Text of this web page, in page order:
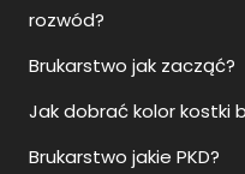
rozwód?
Brukarstwo jak zacząć?
Jak dobrać kolor kostki
Brukarstwo jakie PKD?